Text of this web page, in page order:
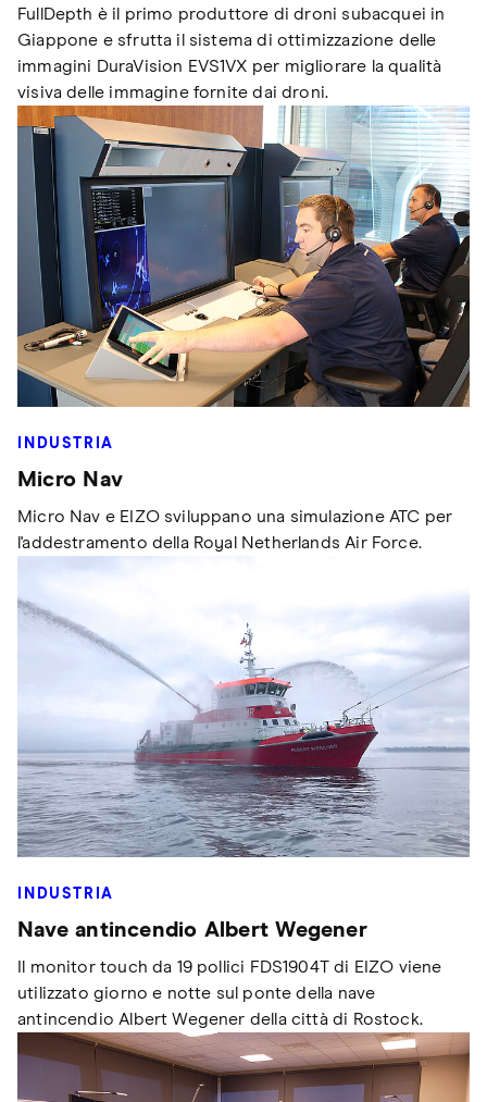
FullDepth è il primo produttore di droni subacquei in
Giappone e sfrutta il sistema di ottimizzazione delle
immagini DuraVision EVS1VX per migliorare la qualità
visiva delle immagine fornite dai droni.
INDUSTRIA
Micro Nav
Micro Nav e EIZO sviluppano una simulazione ATC per
l'addestramento della Royal Netherlands Air Force.
INDUSTRIA
Nave antincendio Albert Wegener
Il monitor touch da 19 pollici FDS1904T di EIZO viene
utilizzato giorno e notte sul ponte della nave
antincendio Albert Wegener della città di Rostock.